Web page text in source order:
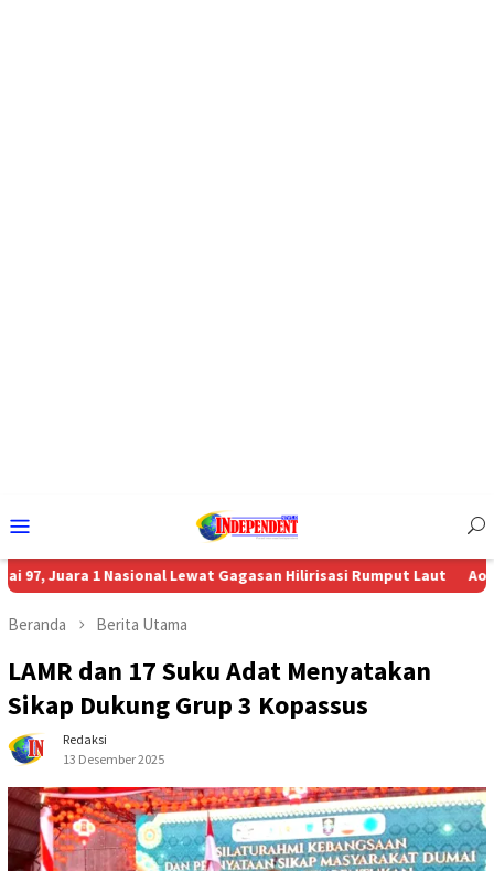
Mobile
1 Nasional Lewat Gagasan Hilirisasi Rumput Laut Aon
Beranda Berita Utama
LAMR dan 17 Suku Adat Menyatakan
Sikap Dukung Grup 3 Kopassus
Redaksi
13 Desember 2025